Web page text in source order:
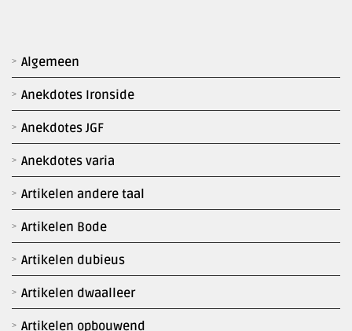
Algemeen
Anekdotes Ironside
Anekdotes JGF
Anekdotes varia
Artikelen andere taal
Artikelen Bode
Artikelen dubieus
Artikelen dwaalleer
Artikelen opbouwend